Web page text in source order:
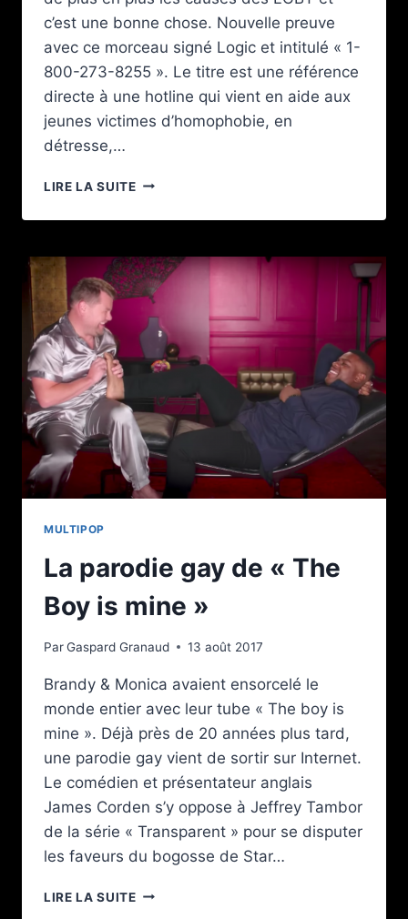
c’est une bonne chose. Nouvelle preuve
avec ce morceau signé Logic et intitulé « 1-
800-273-8255 ». Le titre est une référence
directe à une hotline qui vient en aide aux
jeunes victimes d’homophobie, en
détresse,…
LIRE LA SUITELOGIC
UN
TRÈS
FORT
SUR
LE
PARCOURS
D’UN
ADO
MULTIPOP
La parodie gay de « The
Boy is mine »
ParGaspard Granaud 13 août 2017
Brandy & Monica avaient ensorcelé le
monde entier avec leur tube « The boy is
mine ». Déjà près de 20 années plus tard,
une parodie gay vient de sortir sur Internet.
Le comédien et présentateur anglais
James Corden s’y oppose à Jeffrey Tambor
de la série « Transparent » pour se disputer
les faveurs du bogosse de Star…
LIRE LA SUITELA